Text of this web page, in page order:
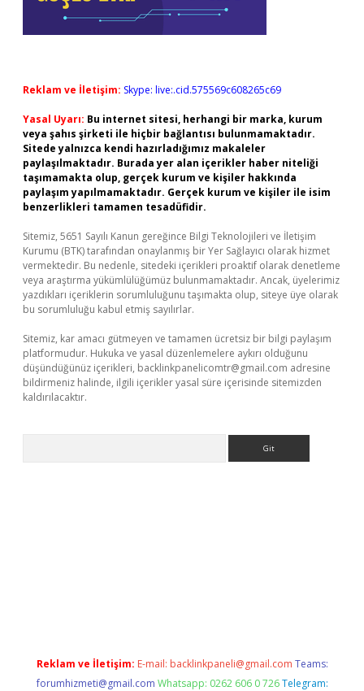
Reklam ve İletişim: Skype: live:.cid.575569c608265c69
Yasal Uyarı: Bu internet sitesi, herhangi bir marka, kurum
veya şahıs şirketi ile hiçbir bağlantısı bulunmamaktadır.
Sitede yalnızca kendi hazırladığımız makaleler
paylaşılmaktadır. Burada yer alan içerikler haber niteliği
taşımamakta olup, gerçek kurum ve kişiler hakkında
paylaşım yapılmamaktadır. Gerçek kurum ve kişiler ile isim
benzerlikleri tamamen tesadüfidir.
Sitemiz, 5651 Sayılı Kanun gereğince Bilgi Teknolojileri ve İletişim
Kurumu (BTK) tarafından onaylanmış bir Yer Sağlayıcı olarak hizmet
vermektedir. Bu nedenle, sitedeki içerikleri proaktif olarak denetleme
veya araştırma yükümlülüğümüz bulunmamaktadır. Ancak, üyelerimiz
yazdıkları içeriklerin sorumluluğunu taşımakta olup, siteye üye olarak
bu sorumluluğu kabul etmiş sayılırlar.
Sitemiz, kar amacı gütmeyen ve tamamen ücretsiz bir bilgi paylaşım
platformudur. Hukuka ve yasal düzenlemelere aykırı olduğunu
düşündüğünüz içerikleri, backlinkpanelicomtr@gmail.com adresine
bildirmeniz halinde, ilgili içerikler yasal süre içerisinde sitemizden
kaldırılacaktır.
Reklam ve İletişim: E-mail: backlinkpaneli@gmail.com Teams:
forumhizmeti@gmail.com Whatsapp: 0262 606 0 726 Telegram: